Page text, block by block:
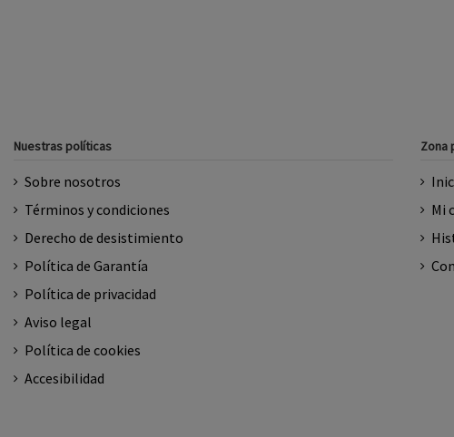
Nuestras políticas
Sobre nosotros
Términos y condiciones
Derecho de desistimiento
Política de Garantía
Política de privacidad
Aviso legal
Política de cookies
Accesibilidad
Zona
Mi